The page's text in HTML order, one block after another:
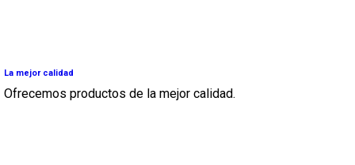
La mejor calidad
Ofrecemos productos de la mejor calidad.